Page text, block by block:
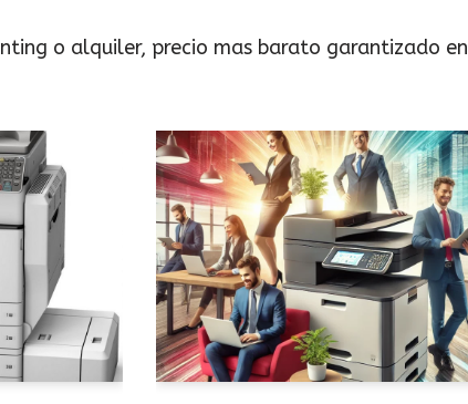
o alquiler, precio mas barato garantizado en